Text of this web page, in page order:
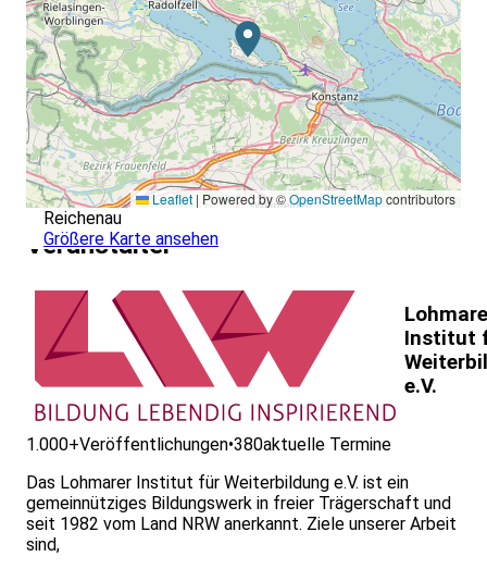
Leaflet | Powered by ©OpenStreetMapcontributors
Reichenau
Größere Karte ansehen
Veranstalter
Institut
e.V.
1.000+Veröffentlichungen•380aktuelle Termine
Das Lohmarer Institut für Weiterbildung e.V. ist ein
gemeinnütziges Bildungswerk in freier Trägerschaft und
seit 1982 vom Land NRW anerkannt. Ziele unserer Arbeit
sind,